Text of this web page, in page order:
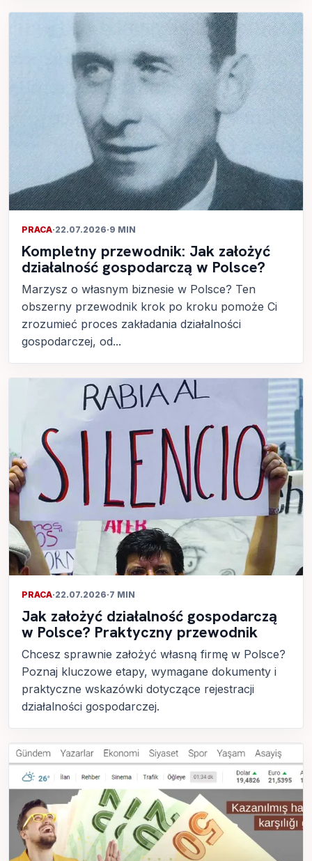
PRACA·22.07.2026·9 MIN
Kompletny przewodnik: Jak założyć
działalność gospodarczą w Polsce?
Marzysz o własnym biznesie w Polsce? Ten
obszerny przewodnik krok po kroku pomoże Ci
zrozumieć proces zakładania działalności
gospodarczej, od...
PRACA·22.07.2026·7 MIN
Jak założyć działalność gospodarczą
w Polsce? Praktyczny przewodnik
Chcesz sprawnie założyć własną firmę w Polsce?
Poznaj kluczowe etapy, wymagane dokumenty i
praktyczne wskazówki dotyczące rejestracji
działalności gospodarczej.